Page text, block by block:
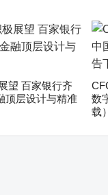
望 百家银行齐
顶层设计与精准
数
载）